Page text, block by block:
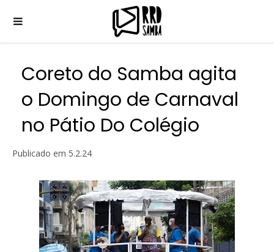
Coreto do Samba agita
o Domingo de Carnaval
no Pátio Do Colégio
Publicado em 5.2.24